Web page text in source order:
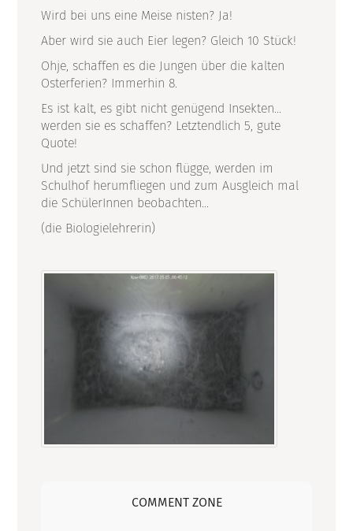
Wird bei uns eine Meise nisten? Ja!
Aber wird sie auch Eier legen? Gleich 10 Stück!
Ohje, schaffen es die Jungen über die kalten
Osterferien? Immerhin 8.
Es ist kalt, es gibt nicht genügend Insekten...
werden sie es schaffen? Letztendlich 5, gute
Quote!
Und jetzt sind sie schon flügge, werden im
Schulhof herumfliegen und zum Ausgleich mal
die SchülerInnen beobachten...
(die Biologielehrerin)
COMMENT ZONE